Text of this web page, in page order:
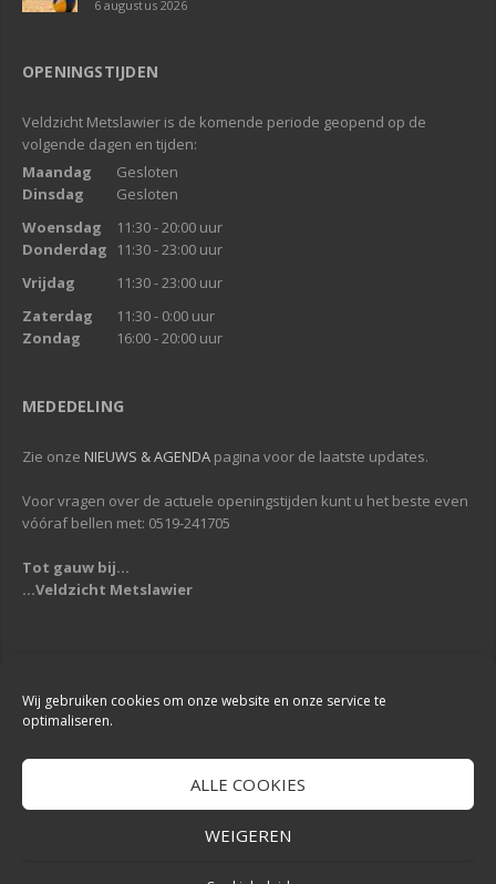
Wij gebruiken cookies om onze website en onze service te
optimaliseren.
ALLE COOKIES
WEIGEREN
6 augustus 2026
OPENINGSTIJDEN
Veldzicht Metslawier is de komende periode geopend op de
volgende dagen en tijden:
Maandag
Gesloten
Dinsdag
Gesloten
Woensdag
11:30 - 20:00 uur
Donderdag
11:30 - 23:00 uur
Vrijdag
11:30 - 23:00 uur
Zaterdag
11:30 - 0:00 uur
Zondag
16:00 - 20:00 uur
MEDEDELING
Zie onze NIEUWS & AGENDA pagina voor de laatste updates.
Voor vragen over de actuele openingstijden kunt u het beste even
vóóraf bellen met: 0519-241705
Tot gauw bij...
...Veldzicht Metslawier
| Webdesign & Development -DigiReus